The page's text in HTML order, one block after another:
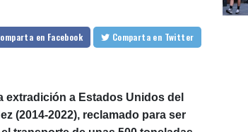
en Facebook Comparta en Twitter
extradición a Estados Unidos del
(2014-2022), reclamado para ser